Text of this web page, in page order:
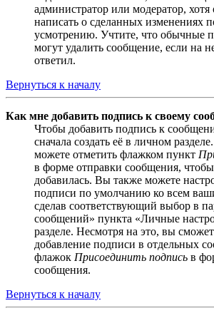
администратор или модератор,
написать о сделанных изменениях
усмотрению. Учтите, что обычные
могут удалить сообщение, если на
ответил.
Вернуться к началу
Как мне добавить подпись к своему
Чтобы добавить подпись к
сначала создать её в личном
можете отметить флажком пункт
в форме отправки сообщения,
добавилась. Вы также можете
подписи по умолчанию ко всем
сделав соответствующий выбор в
сообщений» пункта «Личные
разделе. Несмотря на это, вы
добавление подписи в отдельных
флажок Присоединить подпись в
сообщения.
Вернуться к началу